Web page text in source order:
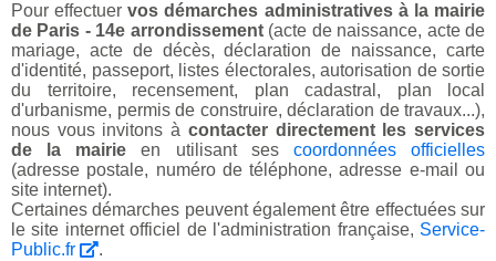
Pour effectuervos démarches administratives à la mairie
de Paris - 14e arrondissement(acte de naissance, acte de
mariage, acte de décès, déclaration de naissance, carte
d'identité, passeport, listes électorales, autorisation de sortie
du territoire, recensement, plan cadastral, plan local
d'urbanisme, permis de construire, déclaration de travaux...),
nous vous invitons à contacter directement les services
de la mairie en utilisant ses coordonnées officielles
(adresse postale, numéro de téléphone, adresse e-mail ou
site internet).
Certaines démarches peuvent également être effectuées sur
le site internet officiel de l'administration française, Service-
Public.fr
.